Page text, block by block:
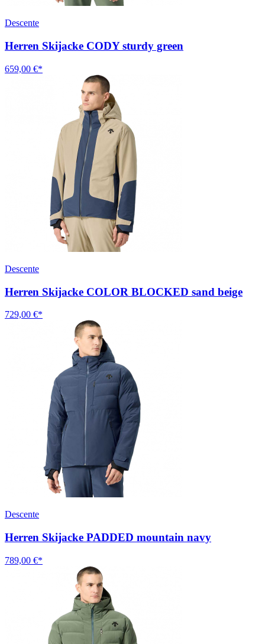
Descente
Herren Skijacke CODY sturdy green
659,00 €*
Descente
Herren Skijacke COLOR BLOCKED sand beige
729,00 €*
Descente
Herren Skijacke PADDED mountain navy
789,00 €*